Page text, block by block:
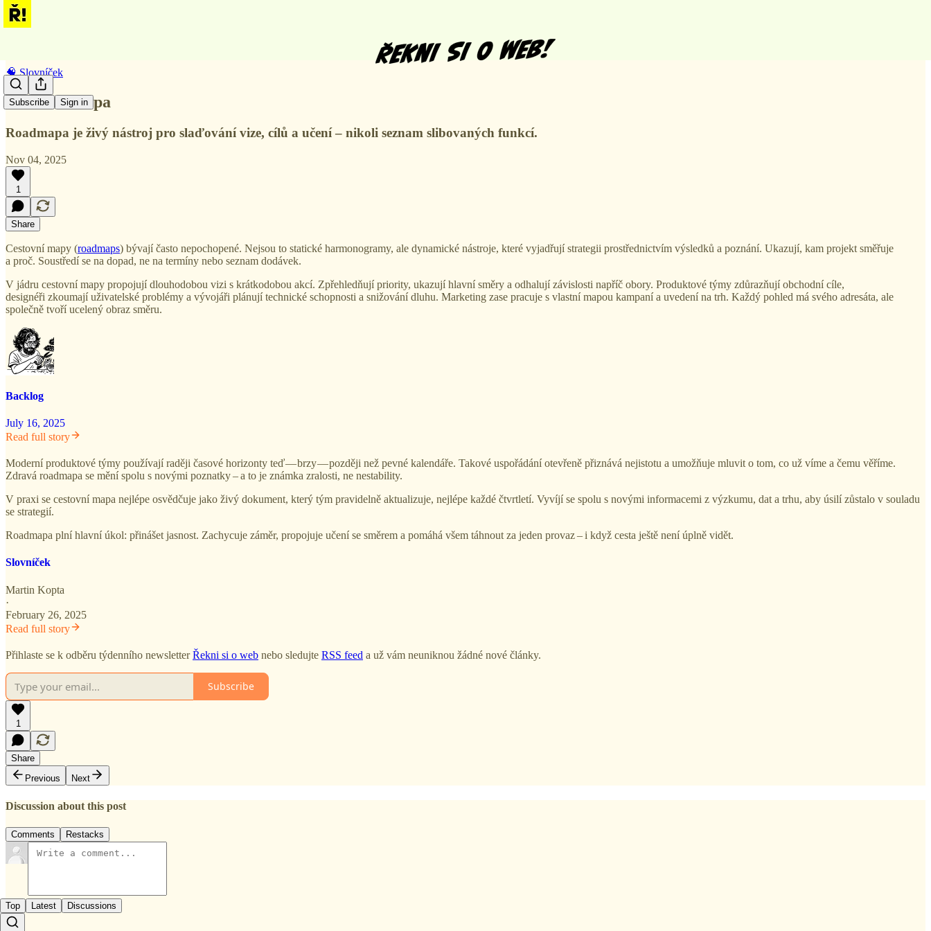
Subscribe Sign in
🧠 Slovníček
Cestovní mapa
Roadmapa je živý nástroj pro slaďování vize, cílů a učení – nikoli seznam slibovaných funkcí.
Nov 04, 2025
1
Share
Cestovní mapy (roadmaps) bývají často nepochopené. Nejsou to statické harmonogramy, ale dynamické nástroje, které vyjadřují strategii prostřednictvím výsledků a poznání. Ukazují, kam projekt směřuje
a proč. Soustředí se na dopad, ne na termíny nebo seznam dodávek.
V jádru cestovní mapy propojují dlouhodobou vizi s krátkodobou akcí. Zpřehledňují priority, ukazují hlavní směry a odhalují závislosti napříč obory. Produktové týmy zdůrazňují obchodní cíle,
designéři zkoumají uživatelské problémy a vývojáři plánují technické schopnosti a snižování dluhu. Marketing zase pracuje s vlastní mapou kampaní a uvedení na trh. Každý pohled má svého adresáta, ale
společně tvoří ucelený obraz směru.
Backlog
July 16, 2025
Read full story
Moderní produktové týmy používají raději časové horizonty teď — brzy — později než pevné kalendáře. Takové uspořádání otevřeně přiznává nejistotu a umožňuje mluvit o tom, co už víme a čemu věříme.
Zdravá roadmapa se mění spolu s novými poznatky – a to je známka zralosti, ne nestability.
V praxi se cestovní mapa nejlépe osvědčuje jako živý dokument, který tým pravidelně aktualizuje, nejlépe každé čtvrtletí. Vyvíjí se spolu s novými informacemi z výzkumu, dat a trhu, aby úsilí zůstalo v souladu
se strategií.
Roadmapa plní hlavní úkol: přinášet jasnost. Zachycuje záměr, propojuje učení se směrem a pomáhá všem táhnout za jeden provaz – i když cesta ještě není úplně vidět.
Slovníček
Martin Kopta
·
February 26, 2025
Read full story
Přihlaste se k odběru týdenního newsletterŘekni si o web nebo sledujte RSS feed a už vám neuniknou žádné nové články.
Subscribe
1
Share
Previous
Next
Discussion about this post
Comments Restacks
Top Latest Discussions